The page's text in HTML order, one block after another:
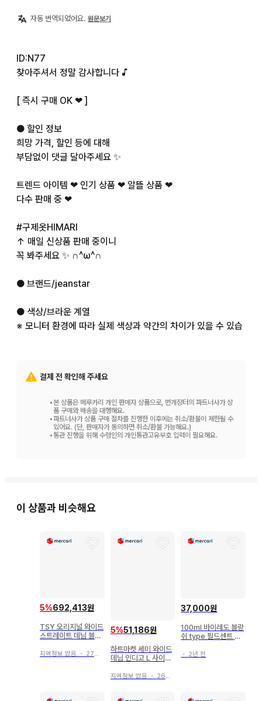
자동 번역되었어요. 원문보기
ID:N77
찾아주셔서 정말 감사합니다 ♪
[ 즉시 구매 OK ❤︎ ]
● 할인 정보
희망 가격, 할인 등에 대해
부담없이 댓글 달아주세요 ✨
트렌드 아이템 ❤︎ 인기 상품 ❤︎ 알뜰 상품 ❤︎
다수 판매 중 ❤︎
#구제옷HIMARI
↑ 매일 신상품 판매 중이니
꼭 봐주세요 ✨ ∩^ω^∩
● 브랜드/jeanstar
● 색상/브라운 계열
※ 모니터 환경에 따라 실제 색상과 약간의 차이가 있을 수 있습
총길이 91.7cm
밑위 29.1cm
인심 73cm
※ 개인 측정으로 약간의 오차가 있을 수 있습니다. 양해 부탁드
● 또한 구제 의류, 작은 사이즈부터 큰 사이즈, 남성용, 여성용,
미세스, 키즈, 후드티, 원피스, T셔츠, 니트, 스웨터, 맨투맨, 트
레이닝복, 셋업, 스커트, 팬츠, 수트, 봄/여름/가을/겨울 등 다양
하게 취급하고 있습니다.
❤︎ 놓쳐서 눈에 띄지 않는 구멍, 올풀림, 찢김, 얼룩 등의 데미지
결제 전 확인해 주세요
•본 상품은 메루카리 개인 판매자 상품으로, 번개장터의 파트너사가 상
품 구매와 배송을 대행해요.
•파트너사가 상품 구매 절차를 진행한 이후에는 취소/환불이 제한될 수
있어요. (단, 판매자가 동의하면 취소/환불 가능해요.)
•통관 진행을 위해 수령인의 개인통관고유부호 입력이 필요해요.
이 상품과 비슷해요
5%692,413원
TSY 오리지널 와이드
스트레이트 데님 블랙
지역정보 없음 ・ 27일 전
5%51,186원
하트마켓 세미 와이드
데님 인디고 L 사이즈
지역정보 없음 ・ 26일 전
37,000원
100ml 바이레도 블랑
쉬 type 필드센트 재
・ 2년 전